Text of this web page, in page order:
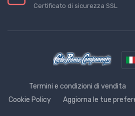
Certificato di sicurezza SSL
Termini e condizioni di vendita
Cookie Policy
Aggiorna le tue